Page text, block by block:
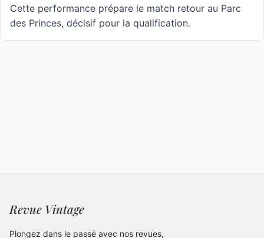
Cette performance prépare le match retour au Parc
des Princes, décisif pour la qualification.
Revue Vintage
Plongez dans le passé avec nos revues,